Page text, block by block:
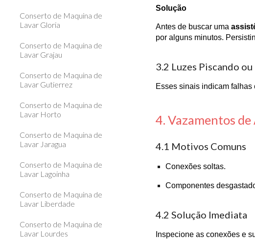
Conserto de Maquina de
Lavar Gloria
Conserto de Maquina de
Lavar Grajau
Conserto de Maquina de
Lavar Gutierrez
Conserto de Maquina de
Lavar Horto
Conserto de Maquina de
Lavar Jaragua
Conserto de Maquina de
Lavar Lagoinha
Conserto de Maquina de
Lavar Liberdade
Conserto de Maquina de
Lavar Lourdes
Solução
Antes de buscar uma
por alguns minutos.
3.2 Luzes Piscando
Esses sinais indicam
4. Vazamentos
4.1 Motivos Comuns
Conexões soltas.
Componentes
4.2 Solução Imediata
Inspecione as conexões e